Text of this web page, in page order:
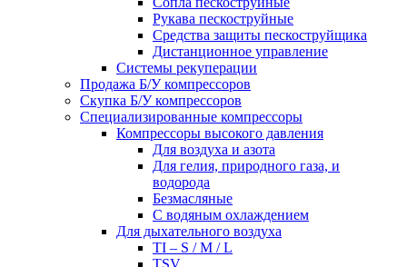
Рукава пескоструйные
Средства защиты пескоструйщика
Дистанционное управление
Системы рекуперации
Продажа Б/У компрессоров
Скупка Б/У компрессоров
Специализированные компрессоры
Компрессоры высокого давления
Для воздуха и азота
Для гелия, природного газа, и
водорода
Безмасляные
С водяным охлаждением
Для дыхательного воздуха
TI – S / M / L
TSV